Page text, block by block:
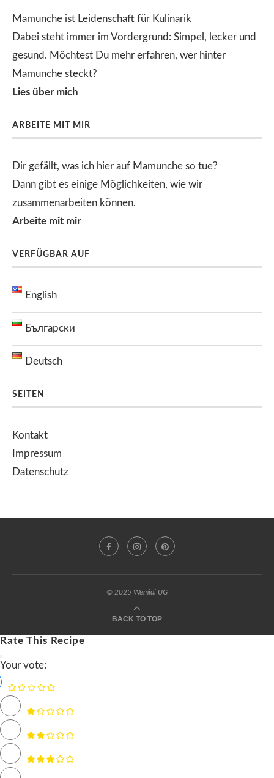
Mamunche ist Leidenschaft für Kulinarik
Dabei steht immer im Vordergrund: Simpel, lecker und
gesund. Möchtest Du mehr erfahren, wer hinter
Mamunche steckt?
Lies über mich
ARBEITE MIT MIR
Dir gefällt, was ich hier auf Mamunche so tue?
Dann gibt es einige Möglichkeiten, wie wir
zusammenarbeiten können.
Arbeite mit mir
VERFÜGBAR AUF
English
Български
Deutsch
SEITEN
Kontakt
Impressum
Datenschutz
© 2025 Wemidi UG
BACK TO TOP
Rate This Recipe
Your vote: